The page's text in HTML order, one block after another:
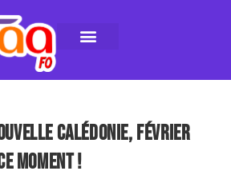
CALÉDONIE, FÉVRIER
MOMENT !